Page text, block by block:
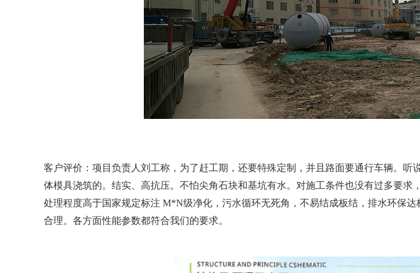
客户评价：项目负责人刘工称，为了赶工期，还要特殊定制，并且路面要通行车辆。
体模具浇筑的。结实、高抗压。不怕尖角石块和基坑有水。对施工条件也没有过多要求
处理程度高于国家规定标注 M*N级净化，污水循环无死角，不易结成板结，排水环保
合理。各方面性能参数都符合我们的要求。